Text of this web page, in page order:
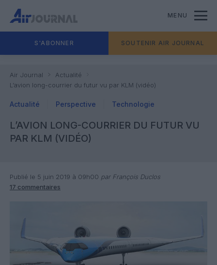
MENU
S'ABONNER SOUTENIR AIR JOURNAL
Air Journal
Actualité
L’avion long-courrier du futur vu par KLM (vidéo)
Actualité Perspective Technologie
L’AVION LONG-COURRIER DU FUTUR VU
PAR KLM (VIDÉO)
Publié le 5 juin 2019 à 09h00 par François Duclos
17 commentaires